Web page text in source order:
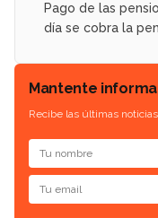
Pago de las
día se cobra la
Mantente
Recibe las últimas